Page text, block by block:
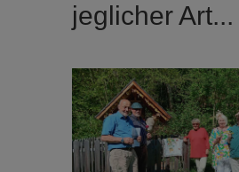
jeglicher Art...